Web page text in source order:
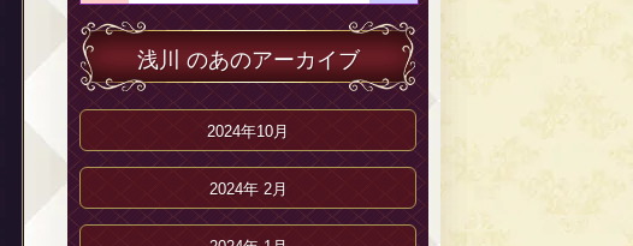
浅川 のあのアーカイブ
2024年10月
2024年 2月